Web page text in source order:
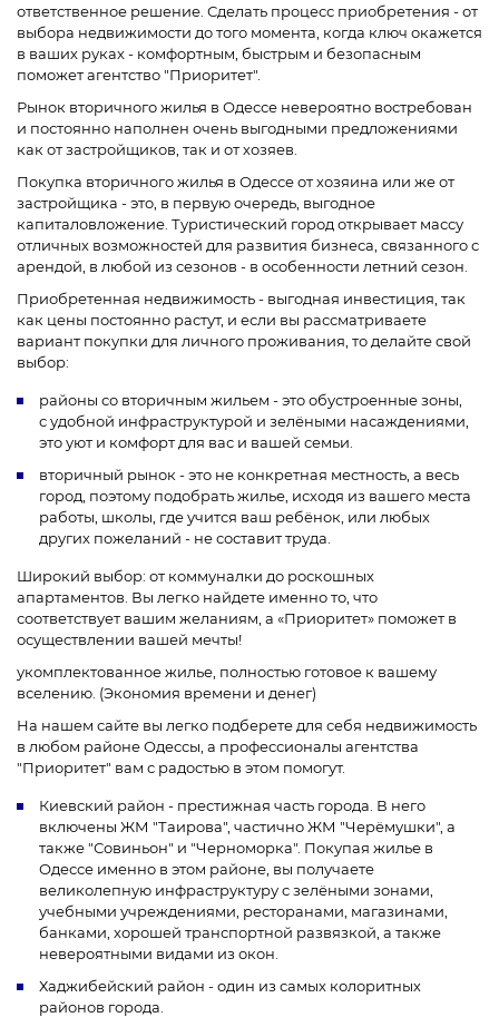
ответственное решение. Сделать процесс приобретения - от
выбора недвижимости до того момента, когда ключ окажется
в ваших руках - комфортным, быстрым и безопасным
поможет агентство "Приоритет".
Рынок вторичного жилья в Одессе невероятно востребован
и постоянно наполнен очень выгодными предложениями
как от застройщиков, так и от хозяев.
Покупка вторичного жилья в Одессе от хозяина или же от
застройщика - это, в первую очередь, выгодное
капиталовложение. Туристический город открывает массу
отличных возможностей для развития бизнеса, связанного с
арендой, в любой из сезонов - в особенности летний сезон.
Приобретенная недвижимость - выгодная инвестиция, так
как цены постоянно растут, и если вы рассматриваете
вариант покупки для личного проживания, то делайте свой
выбор:
районы со вторичным жильем - это обустроенные зоны,
с удобной инфраструктурой и зелёными насаждениями,
это уют и комфорт для вас и вашей семьи.
вторичный рынок - это не конкретная местность, а весь
город, поэтому подобрать жилье, исходя из вашего места
работы, школы, где учится ваш ребёнок, или любых
других пожеланий - не составит труда.
Широкий выбор: от коммуналки до роскошных
апартаментов. Вы легко найдете именно то, что
соответствует вашим желаниям, а «Приоритет» поможет в
осуществлении вашей мечты!
укомплектованное жилье, полностью готовое к вашему
вселению. (Экономия времени и денег)
На нашем сайте вы легко подберете для себя недвижимость
в любом районе Одессы, а профессионалы агентства
"Приоритет" вам с радостью в этом помогут.
Киевский район - престижная часть города. В него
включены ЖМ "Таирова", частично ЖМ "Черёмушки", а
также "Совиньон" и "Черноморка". Покупая жилье в
Одессе именно в этом районе, вы получаете
великолепную инфраструктуру с зелёными зонами,
учебными учреждениями, ресторанами, магазинами,
банками, хорошей транспортной развязкой, а также
невероятными видами из окон.
Хаджибейский район - один из самых колоритных
районов города.